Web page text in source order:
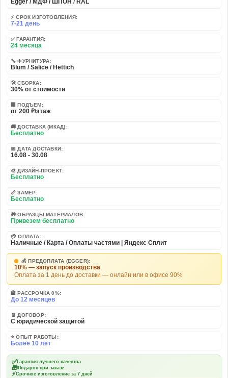
⚡ СРОК ИЗГОТОВЛЕНИЯ:
7-21 день
✅ ГАРАНТИЯ:
24 месяца
🔧 ФУРНИТУРА:
Blum / Salice / Hettich
🛠️ СБОРКА:
30% от стоимости
🏢 ПОДЪЕМ:
от 200 ₽/этаж
🚚 ДОСТАВКА (МКАД):
Бесплатно
📅 ДАТА ДОСТАВКИ:
16.08 - 30.08
🎨 ДИЗАЙН-ПРОЕКТ:
Бесплатно
📏 ЗАМЕР:
Бесплатно
🎁 ОБРАЗЦЫ МАТЕРИАЛОВ:
Привезем бесплатно
💳 ОПЛАТА:
Наличные / Карта / Оплаты частями | Яндекс Сплит
💰 ПРЕДОПЛАТА (EGGER):
10% — запуск производства
Оплата за 1 день до доставки — онлайн или в офисе 90%
🏦 РАССРОЧКА 0%:
До 12 месяцев
📄 ДОГОВОР:
С юридической защитой
⭐ ОПЫТ РАБОТЫ:
Более 10 лет
✅Гарантия лучшего качества
🎁 Подарок при заказе
⚡Срочное изготовление за 7 дней